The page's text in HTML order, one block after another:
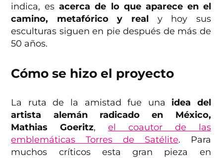
indica, esacerca de lo que aparece en el
camino, metafórico y real y hoy sus
esculturas siguen en pie después de más de
50 años.
Cómo se hizo el proyecto
La ruta de la amistad fue una idea del
artista alemán radicado en México,
Mathias Goeritz,el coautor de las
emblemáticas Torres de Satélite. Para
muchos críticos esta gran pieza en